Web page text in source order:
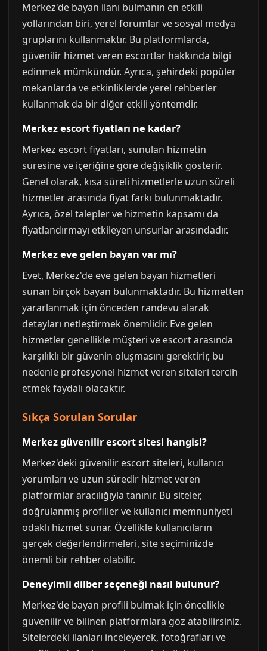
Merkez'de bayan ilanı bulmanın en etkili
yollarından biri, yerel forumlar ve sosyal medya
gruplarını kullanmaktır. Bu platformlarda,
güvenilir hizmet veren escortlar hakkında bilgi
edinmek mümkündür. Ayrıca, şehirdeki popüler
mekanlarda ve etkinliklerde yerel rehberler
kullanmak da bir diğer etkili yöntemdir.
Merkez escort fiyatları ne kadar?
Merkez escort fiyatları, sunulan hizmetin
süresine ve içeriğine göre değişiklik gösterir.
Genel olarak, kısa süreli hizmetlerle uzun süreli
hizmetler arasında fiyat farkı bulunmaktadır.
Ayrıca, özel talepler ve hizmetin kapsamı da
fiyatlandırmayı etkileyen unsurlar arasındadır.
Merkez eve gelen bayan var mı?
Evet, Merkez'de eve gelen bayan hizmetleri
sunan birçok bayan bulunmaktadır. Bu hizmetten
yararlanmak için önceden randevu alarak
detayları netleştirmek önemlidir. Eve gelen
hizmetler genellikle müşteri ve escort arasında
karşılıklı bir güvenin oluşmasını gerektirir, bu
nedenle profesyonel hizmet veren siteleri tercih
etmek faydalı olacaktır.
Sıkça Sorulan Sorular
Merkez güvenilir escort sitesi hangisi?
Merkez'deki güvenilir escort siteleri, kullanıcı
yorumları ve uzun süredir hizmet veren
platformlar aracılığıyla tanınır. Bu siteler,
doğrulanmış profiller ve kullanıcı memnuniyeti
odaklı hizmet sunar. Özellikle kullanıcıların
gerçek değerlendirmeleri, site seçiminizde
önemli bir rehber olabilir.
Deneyimli dilber seçeneği nasıl bulunur?
Merkez'de bayan profili bulmak için öncelikle
güvenilir ve bilinen platformlara göz atabilirsiniz.
Sitelerdeki ilanları inceleyerek, fotoğrafları ve